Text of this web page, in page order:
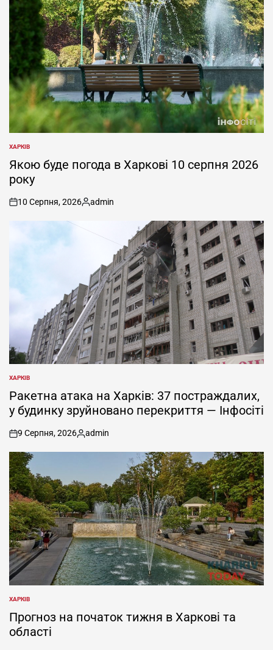
ОПУБЛІКУВАТИ
У
ХАРКІВ
Якою буде погода в Харкові 10 серпня 2026
року
on
10 Серпня, 2026
Опубліковано
admin
ОПУБЛІКУВАТИ
У
ХАРКІВ
Ракетна атака на Харків: 37 постраждалих,
у будинку зруйновано перекриття — Інфосіті
on
9 Серпня, 2026
Опубліковано
admin
ОПУБЛІКУВАТИ
У
ХАРКІВ
Прогноз на початок тижня в Харкові та
області